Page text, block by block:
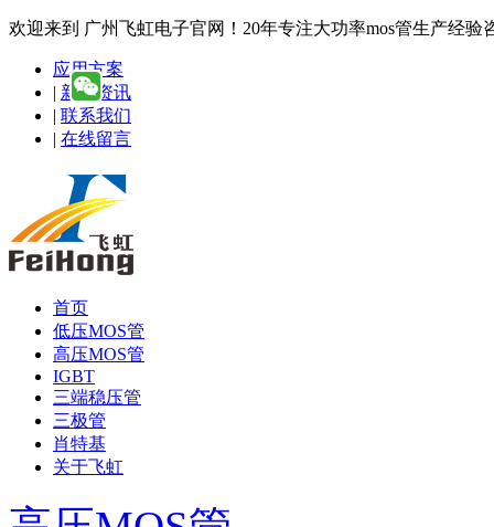
欢迎来到 广州飞虹电子官网！20年专注大功率mos管生产经验
应用方案
| 新闻资讯
| 联系我们
| 在线留言
首页
低压MOS管
高压MOS管
IGBT
三端稳压管
三极管
肖特基
关于飞虹